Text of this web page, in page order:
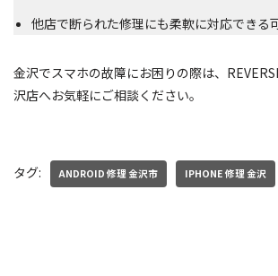
他店で断られた修理にも柔軟に対応できる
金沢でスマホの故障にお困りの際は、
沢店へお気軽にご相談ください。
タグ: ANDROID 修理 金沢市 IPHONE 修理 金沢